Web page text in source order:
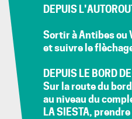
DEPUIS
Sortir à Antibes ou
et suivre le
DEPUIS LE BORD
Sur la route du
au niveau du
LA SIESTA,